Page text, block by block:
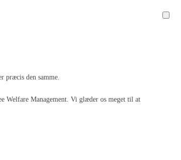
præcis den samme.
Welfare Management. Vi glæder os meget til at